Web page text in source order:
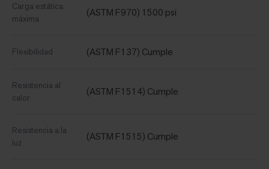
Carga estática
máxima
(ASTM F970) 1500 psi
Flexibilidad (ASTM F137) Cumple
Resistencia al
calor
(ASTM F1514) Cumple
Resistencia a la
luz
(ASTM F1515) Cumple